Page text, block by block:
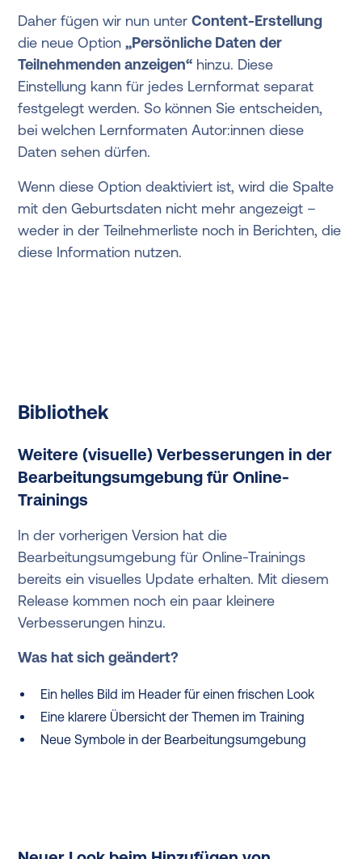
Daher fügen wir nun unterContent-Erstellung
die neue Option„Persönliche Daten der
Teilnehmenden anzeigen“ hinzu. Diese
Einstellung kann für jedes Lernformat separat
festgelegt werden. So können Sie entscheiden,
bei welchen Lernformaten Autor:innen diese
Daten sehen dürfen.
Wenn diese Option deaktiviert ist, wird die Spalte
mit den Geburtsdaten nicht mehr angezeigt –
weder in der Teilnehmerliste noch in Berichten, die
diese Information nutzen.
Bibliothek
Weitere (visuelle) Verbesserungen in der
Bearbeitungsumgebung für Online-
Trainings
In der vorherigen Version hat die
Bearbeitungsumgebung für Online-Trainings
bereits ein visuelles Update erhalten. Mit diesem
Release kommen noch ein paar kleinere
Verbesserungen hinzu.
Was hat sich geändert?
Ein helles Bild im Header für einen frischen Look
Eine klarere Übersicht der Themen im Training
Neue Symbole in der Bearbeitungsumgebung